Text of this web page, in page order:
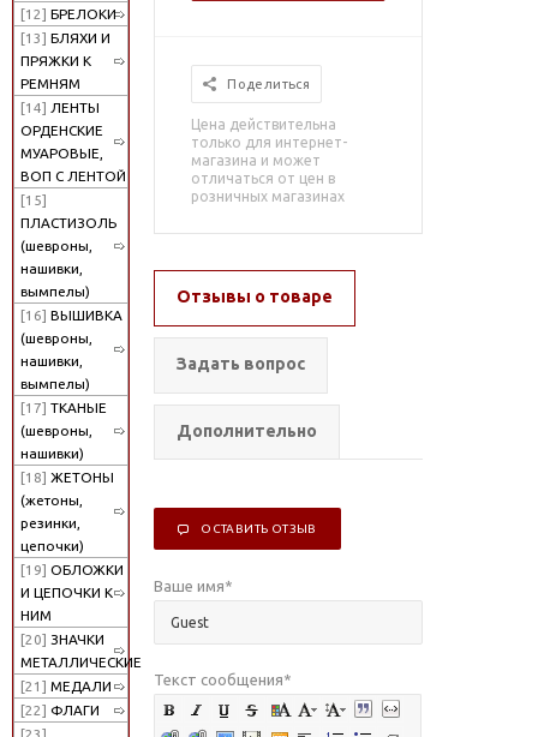
[12] БРЕЛОКИ
[13] БЛЯХИ И
ПРЯЖКИ К
РЕМНЯМ
[14] ЛЕНТЫ
ОРДЕНСКИЕ
МУАРОВЫЕ,
ВОП С ЛЕНТОЙ
[15]
ПЛАСТИЗОЛЬ
(шевроны,
нашивки,
вымпелы)
[16] ВЫШИВКА
(шевроны,
нашивки,
вымпелы)
[17] ТКАНЫЕ
(шевроны,
нашивки)
[18] ЖЕТОНЫ
(жетоны,
резинки,
цепочки)
[19] ОБЛОЖКИ
И ЦЕПОЧКИ К
НИМ
[20] ЗНАЧКИ
МЕТАЛЛИЧЕСКИЕ
[21] МЕДАЛИ
[22] ФЛАГИ
Поделиться
Цена действительна
только для интернет-
магазина и может
отличаться от цен в
розничных магазинах
Отзывы о товаре
Задать вопрос
Дополнительно
ОСТАВИТЬ ОТЗЫВ
Ваше имя*
Текст сообщения*